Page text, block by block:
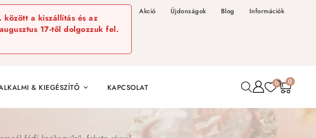
között a kiszállítás és az
17-től dolgozzuk fel.
Akció Újdonságok Blog Információk
& KIEGÉSZÍTŐ  KAPCSOLAT 0 0